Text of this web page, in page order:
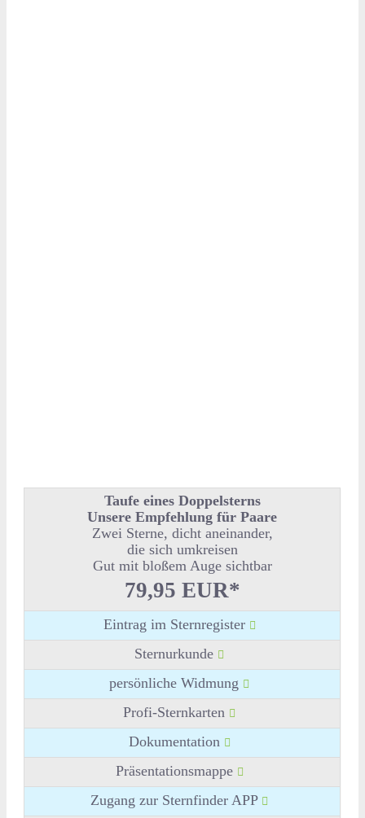
Taufe eines Doppelsterns
Unsere Empfehlung für Paare
Zwei Sterne, dicht aneinander,
die sich umkreisen
Gut mit bloßem Auge sichtbar
79,95 EUR*
Eintrag im Sternregister
Sternurkunde
persönliche Widmung
Profi-Sternkarten
Dokumentation
Präsentationsmappe
Zugang zur Sternfinder APP